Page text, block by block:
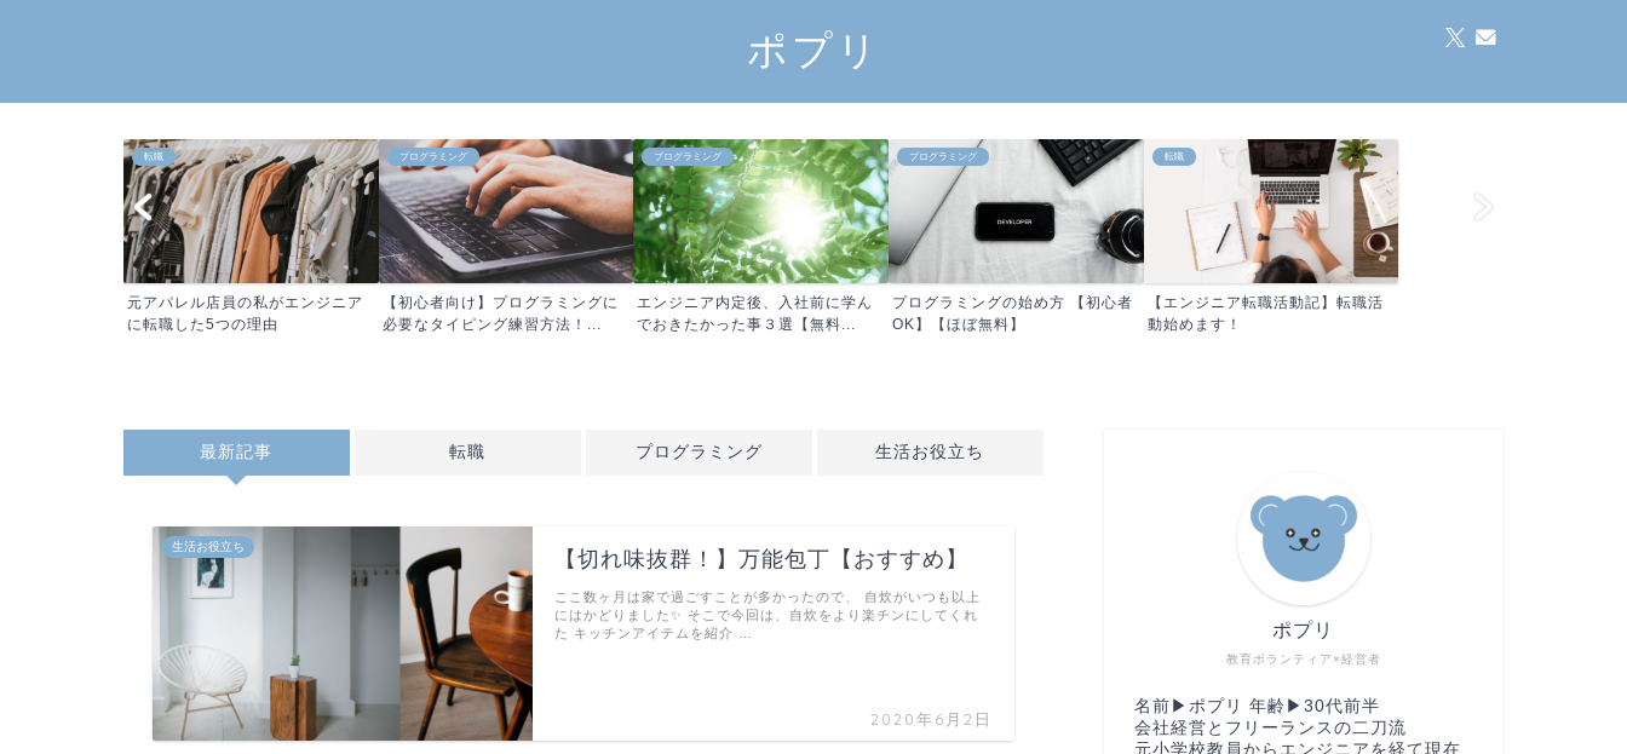
ポプリ
転職
元アパレル店員の私がエンジニア
に転職した5つの理由
プログラミング
【初心者向け】プログラミングに
必要なタイピング練習方法！...
プログラミング
エンジニア内定後、入社前に学ん
でおきたかった事３選【無料...
プログラミング
プログラミングの始め方 【初心者
OK】【ほぼ無料】
転職
【エンジニア転職活動記】転職活
動始めます！
最新記事 転職 プログラミング 生活お役立ち
生活お役立ち
【切れ味抜群！】万能包丁【おすすめ】
2020年6月2日
ここ数ヶ月は家で過ごすことが多かったので、 自炊がいつも以上
にはかどりました✨ そこで今回は、自炊をより楽チンにしてくれ
た キッチンアイテムを紹介 …
教育ボランティア×経営者
ポプリ
名前▶︎ポプリ 年齢▶︎30代前半
会社経営とフリーランスの二刀流
元小学校教員からエンジニアを経て現在